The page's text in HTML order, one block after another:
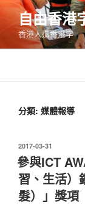
跳
至
內
容
自由香港
香港人造香港字
分類: 媒體報導
發
表
於
2017-03-31
參與ICT
習、生活）
髮）」獎項